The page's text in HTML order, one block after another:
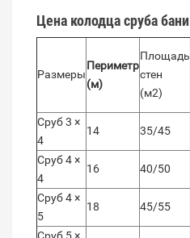
Цена колодца сруба бани
Размеры
Периметр
(м)
Площадь
стен
(м2)
Сруб 3 ×
4
14 35/45
Сруб 4 ×
4
16 40/50
Сруб 4 ×
5
18 45/55